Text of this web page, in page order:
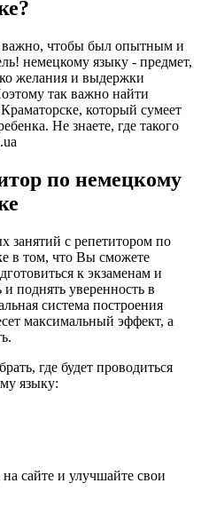
важно, чтобы был опытным и
немецкому языку - предмет,
желания и выдержки
так важно найти
который сумеет
Не знаете, где такого
по немецкому
занятий с репетитором по
в том, что Вы сможете
к экзаменам и
поднять уверенность в
система построения
максимальный эффект, а
где будет проводиться
языку:
сайте и улучшайте свои